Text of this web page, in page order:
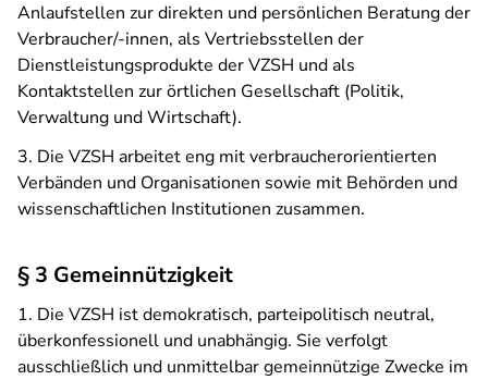
Anlaufstellen zur direkten und persönlichen Beratung der
Verbraucher/-innen, als Vertriebsstellen der
Dienstleistungsprodukte der VZSH und als
Kontaktstellen zur örtlichen Gesellschaft (Politik,
Verwaltung und Wirtschaft).
3. Die VZSH arbeitet eng mit verbraucher­orientierten
Verbänden und Organisationen sowie mit Behörden und
wissen­schaftlichen Institutionen zusammen.
§ 3 Gemeinnützigkeit
1. Die VZSH ist demokratisch, parteipolitisch neutral,
überkonfessionell und unabhängig. Sie verfolgt
ausschließlich und unmittelbar gemeinnützige Zwecke im